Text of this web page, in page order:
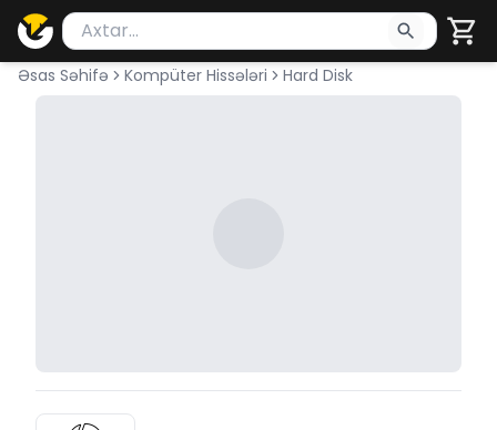
Məhsul axtar
Axtarış üçün ən azı 2 simvol yazın. Göndərmək
Əsas Səhifə Kompüter Hissələri Hard Disk